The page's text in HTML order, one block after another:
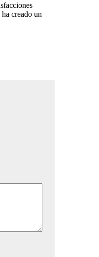
creado un